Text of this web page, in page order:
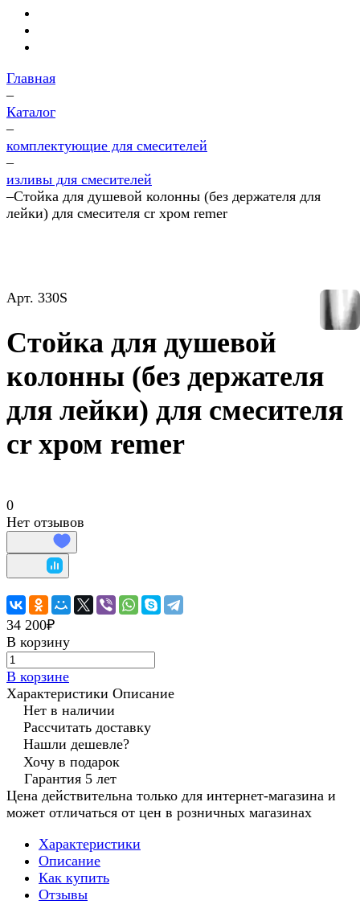
Главная
–
Каталог
–
комплектующие для смесителей
–
изливы для смесителей
–Стойка для душевой колонны (без держателя для
лейки) для смесителя cr хром remer
Арт. 330S
Стойка для душевой
колонны (без держателя
для лейки) для смесителя
cr хром remer
0
Нет отзывов
34 200₽
В корзину
В корзине
Характеристики Описание
Нет в наличии
Рассчитать доставку
Нашли дешевле?
Хочу в подарок
Гарантия 5 лет
Цена действительна только для интернет-магазина и
может отличаться от цен в розничных магазинах
Характеристики
Описание
Как купить
Отзывы